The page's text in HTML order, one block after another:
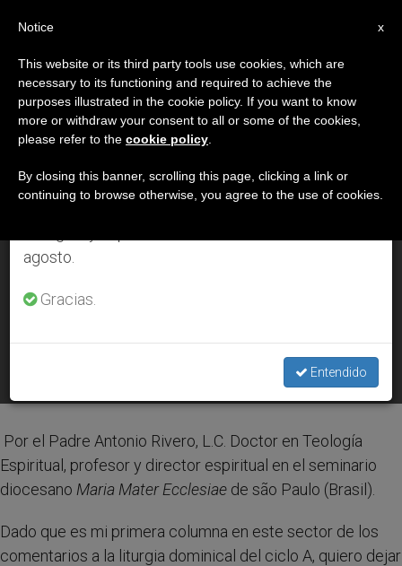
DÍA
Noviembre 26th, 2013
ÚLTIMAS NOTICIAS
Comentario a la liturgia dominical – Primer Domingo de
NOV 26, 2013 00:00
Por el Padre Antonio Rivero, L.C. Doctor en Teología
Espiritual, profesor y director espiritual en el seminario
diocesano Maria Mater Ecclesiae de são Paulo (Brasil).
Dado que es mi primera columna en este sector de los
comentarios a la liturgia dominical del ciclo A, quiero dejar
×
Aviso importante
Del 27 de julio al 7 de agosto haremos la pausa
anual, aprovechando que en el periodo de verano
se generan menos informaciones y también el
agosto.
Gracias.
Entendido
x
Notice
This website or its third party tools use cookies, which are
necessary to its functioning and required to achieve the
purposes illustrated in the cookie policy. If you want to know
more or withdraw your consent to all or some of the cookies,
please refer to the cookie policy
By closing this banner, scrolling this page, clicking a link or
continuing to browse otherwise, you agree to the use of cookies.